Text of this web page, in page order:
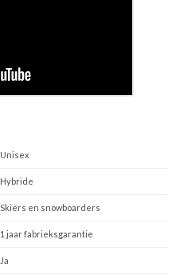
Unisex
Hybride
Skiërs en snowboarders
1 jaar fabrieksgarantie
Ja